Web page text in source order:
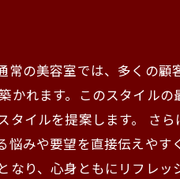
の美容室では、多くの
れます。このスタイル
イルを提案します。 さ
みや要望を直接伝えや
り、心身ともにリフレ